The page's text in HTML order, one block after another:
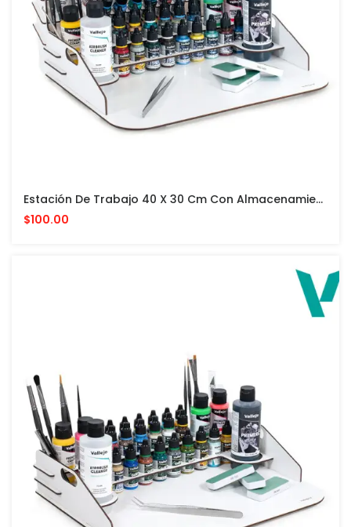
Estación De Trabajo 40 X 30 Cm Con Almacenamiento Vertical PARA PINTURAS VALLEJO Y ACCESORIOS
$100.00